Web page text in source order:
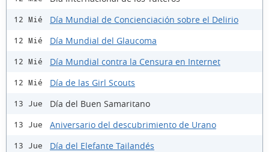
12 Mié Día Mundial de Concienciación sobre el Delirio
12 Mié Día Mundial del Glaucoma
12 Mié Día Mundial contra la Censura en Internet
12 Mié Día de las Girl Scouts
13 Jue Día del Buen Samaritano
13 Jue Aniversario del descubrimiento de Urano
13 Jue Día del Elefante Tailandés